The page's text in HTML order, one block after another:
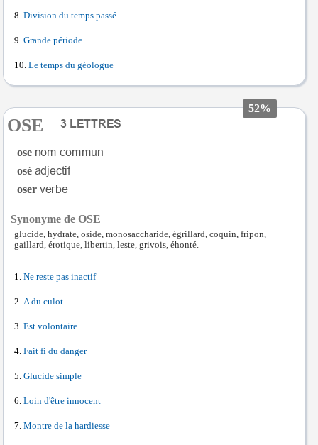
Division du temps passé
Grande période
Le temps du géologue
52%
OSE
ose
osé
oser
Synonyme de OSE
glucide, hydrate, oside, monosaccharide, égrillard, coquin, fripon,
gaillard, érotique, libertin, leste, grivois, éhonté.
Ne reste pas inactif
A du culot
Est volontaire
Fait fi du danger
Glucide simple
Loin d'être innocent
Montre de la hardiesse